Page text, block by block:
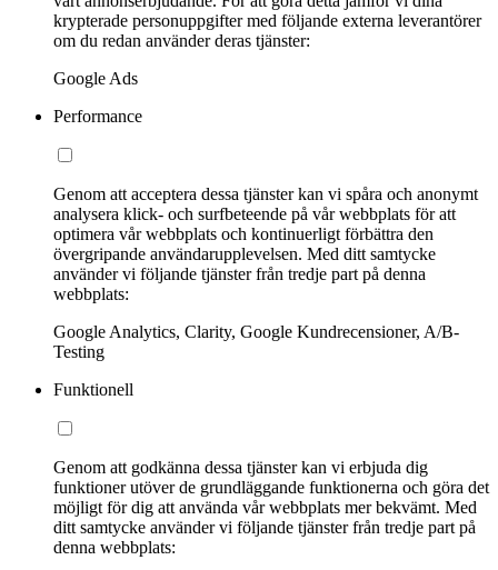
krypterade personuppgifter med följande externa leverantörer
om du redan använder deras tjänster:
Google Ads
Performance
Genom att acceptera dessa tjänster kan vi spåra och anonymt
analysera klick- och surfbeteende på vår webbplats för att
optimera vår webbplats och kontinuerligt förbättra den
övergripande användarupplevelsen. Med ditt samtycke
använder vi följande tjänster från tredje part på denna
webbplats:
Google Analytics, Clarity, Google Kundrecensioner, A/B-
Testing
Funktionell
Genom att godkänna dessa tjänster kan vi erbjuda dig
funktioner utöver de grundläggande funktionerna och göra det
möjligt för dig att använda vår webbplats mer bekvämt. Med
ditt samtycke använder vi följande tjänster från tredje part på
denna webbplats: